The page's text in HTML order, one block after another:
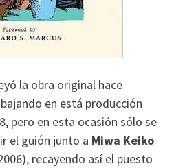
la obra original hace
en está producción
pero en esta ocasión sólo se
el guión junto a Miwa Keiko
recayendo así el puesto